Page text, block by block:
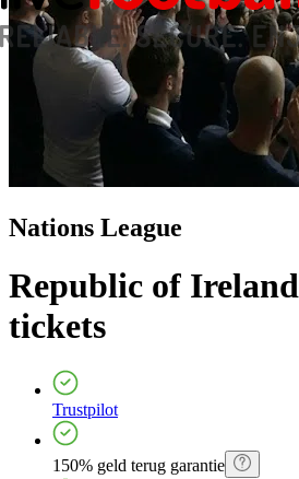
Nations League
Republic of
tickets
Trustpilot
150% geld terug garantie